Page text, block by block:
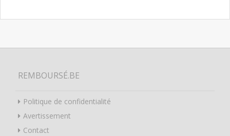
REMBOURSÉ.BE
Politique de confidentialité
Avertissement
Contact